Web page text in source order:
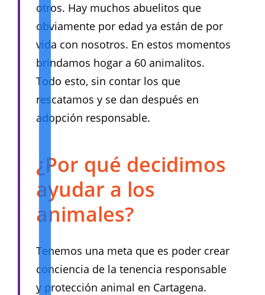
otros. Hay muchos abuelitos que
obviamente por edad ya están de por
vida con nosotros. En estos momentos
brindamos hogar a 60 animalitos.
Todo esto, sin contar los que
rescatamos y se dan después en
adopción responsable.
¿Por qué decidimos
ayudar a los
animales?
Tenemos una meta que es poder crear
conciencia de la tenencia responsable
y protección animal en Cartagena.